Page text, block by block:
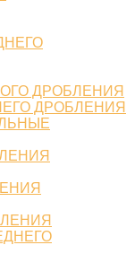
ДРОБЛЕНИЯ
ДРОБЛЕНИЯ